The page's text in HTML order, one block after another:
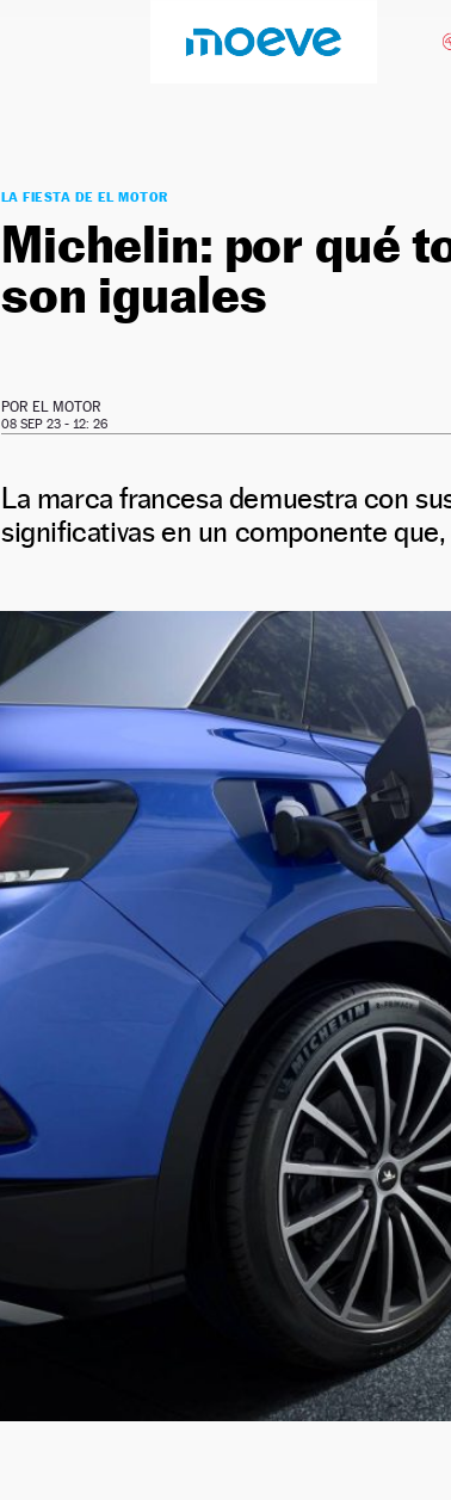
LA FIESTA DE EL MOTOR
Michelin: por qué
son iguales
POR EL MOTOR
08 SEP 23 - 12: 26
La marca francesa demuestra con
significativas en un componente